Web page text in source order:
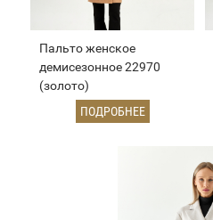
Пальто женское
демисезонное 22970
(золото)
ПОДРОБНЕЕ